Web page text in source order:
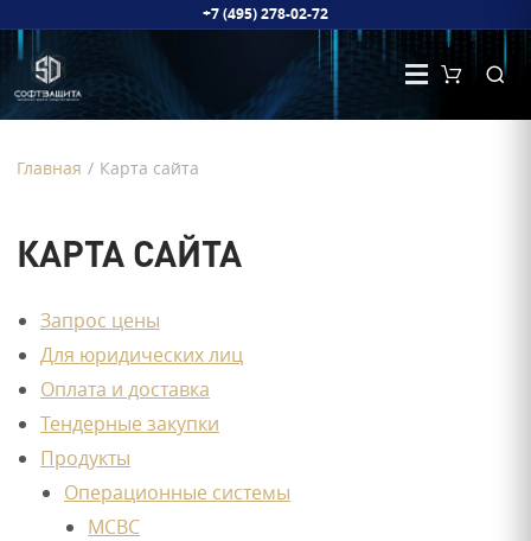
+7 (495) 278-02-72
Главная / Карта сайта
КАРТА САЙТА
Запрос цены
Для юридических лиц
Оплата и доставка
Тендерные закупки
Продукты
Операционные системы
МСВС